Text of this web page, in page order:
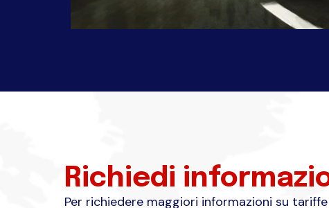
Richiedi
Per richiedere maggiori informazioni su